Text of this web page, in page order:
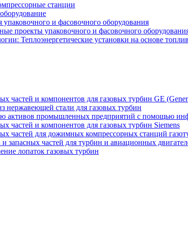
станции
и фасовочного оборудования
проекты упаковочного и фасовочного
Теплоэнергетические установки на основе
частей и компонентов для газовых турбин GE
нержавеющей стали для газовых турбин
активов промышленных предприятий с помощью
частей и компонентов для газовых турбин Siemens
частей для дожимных компрессорных станций
запасных частей для турбин и авиационных
лопаток газовых турбин